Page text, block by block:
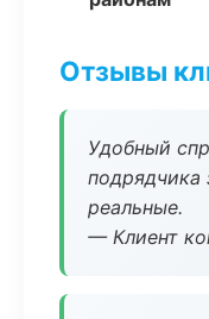
Отзывы
Удобный
подрядчика
реальные.
— Клиент